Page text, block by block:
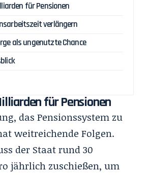
für Pensionen
verlängern
als ungenutzte Chance
für Pensionen
das Pensionssystem zu
weitreichende Folgen.
der Staat rund 30
jährlich zuschießen, um